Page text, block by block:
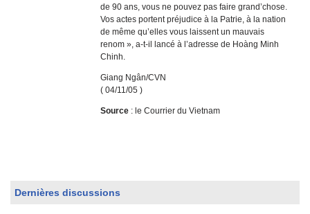
de 90 ans, vous ne pouvez pas faire grand’chose.
Vos actes portent préjudice à la Patrie, à la nation
de même qu’elles vous laissent un mauvais
renom », a-t-il lancé à l’adresse de Hoàng Minh
Chinh.
Giang Ngân/CVN
( 04/11/05 )
Source : le Courrier du Vietnam
Dernières discussions